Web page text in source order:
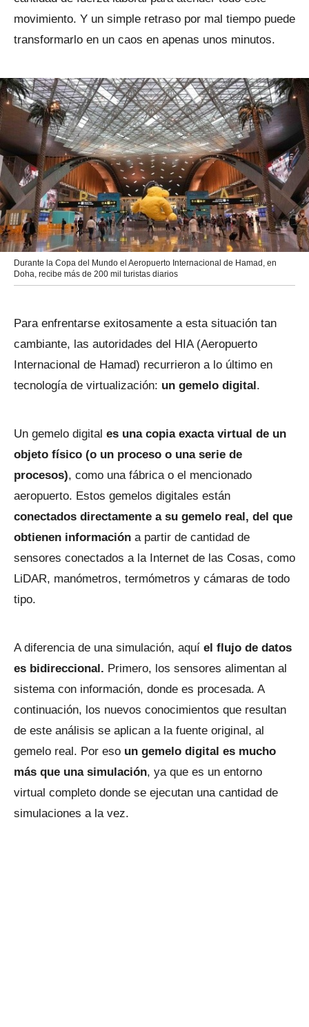
movimiento. Y un simple retraso por mal tiempo puede
transformarlo en un caos en apenas unos minutos.
Durante la Copa del Mundo el Aeropuerto Internacional de Hamad, en
Doha, recibe más de 200 mil turistas diarios
Para enfrentarse exitosamente a esta situación tan
cambiante, las autoridades del HIA (Aeropuerto
Internacional de Hamad) recurrieron a lo último en
tecnología de virtualización: un gemelo digital.
Un gemelo digital es una copia exacta virtual de un
objeto físico (o un proceso o una serie de
procesos), como una fábrica o el mencionado
aeropuerto. Estos gemelos digitales están
conectados directamente a su gemelo real, del que
obtienen información a partir de cantidad de
sensores conectados a la Internet de las Cosas, como
LiDAR, manómetros, termómetros y cámaras de todo
tipo.
A diferencia de una simulación, aquí el flujo de datos
es bidireccional. Primero, los sensores alimentan al
sistema con información, donde es procesada. A
continuación, los nuevos conocimientos que resultan
de este análisis se aplican a la fuente original, al
gemelo real. Por eso un gemelo digital es mucho
más que una simulación, ya que es un entorno
virtual completo donde se ejecutan una cantidad de
simulaciones a la vez.